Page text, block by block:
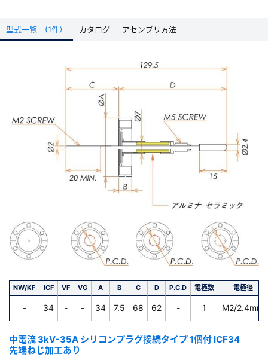
型式一覧 (1件） カタログ アセンブリ方法
NW/KF ICF VF VG A B C D P.C.D 電極数 電極径
- 34 - - 34 7.5 68 62 - 1 M2/2.4mm
中電流 3kV-35A シリコンプラグ接続タイプ 1個付 ICF34
先端ねじ加工あり